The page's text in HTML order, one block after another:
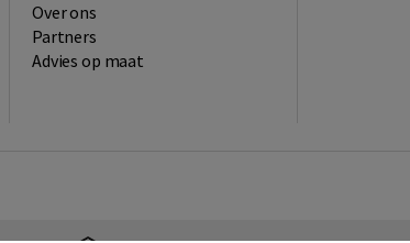
Over ons
Partners
Advies op maat